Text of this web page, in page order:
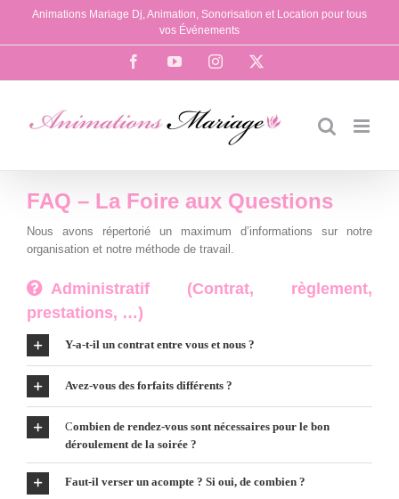
Passer
contenu
Animations Mariage Dj, Animation, Sonorisation et Location pour tous
vos Événements
FacebookYouTubeInstagram
FAQ – La Foire aux Questions
Nous avons répertorié un maximum d’informations sur notre
organisation et notre méthode de travail.
Administratif (Contrat, règlement,
prestations, …)
Y-a-t-il un contrat entre vous et nous ?
Avez-vous des forfaits différents ?
Combien de rendez-vous sont nécessaires pour le bon
déroulement de la soirée ?
Faut-il verser un acompte ? Si oui, de combien ?